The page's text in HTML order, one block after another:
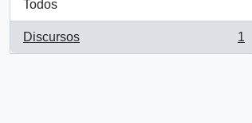
Todos
Discursos
, 1 resultados
1